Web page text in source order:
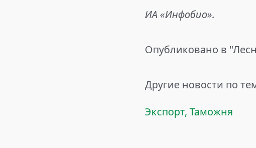
ИА «Инфобио».
Опубликовано в
Другие новости по
Экспорт, Таможня